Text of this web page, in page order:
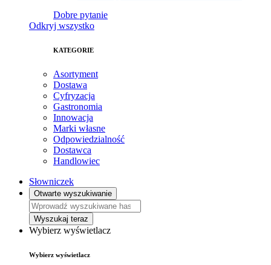
Dobre pytanie
Odkryj wszystko
KATEGORIE
Asortyment
Dostawa
Cyfryzacja
Gastronomia
Innowacja
Marki własne
Odpowiedzialność
Dostawca
Handlowiec
Słowniczek
Otwarte wyszukiwanie
Wyszukaj teraz
Wybierz wyświetlacz
Wybierz wyświetlacz